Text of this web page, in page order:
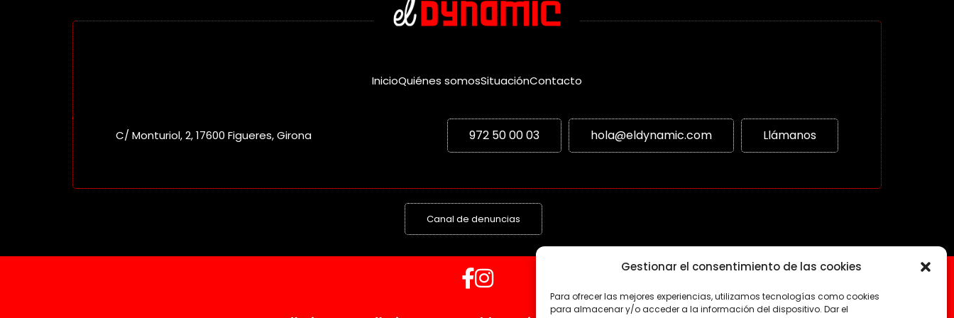
Gestionar el consentimiento de las cookies
Para ofrecer las mejores experiencias, utilizamos tecnologías como cookies
para almacenar y/o acceder a la información del dispositivo. Dar el
InicioQuiénes somosSituaciónContacto
C/ Monturiol, 2, 17600 Figueres, Girona 972 50 00 03 hola@eldynamic.com Llámanos
Canal de denuncias